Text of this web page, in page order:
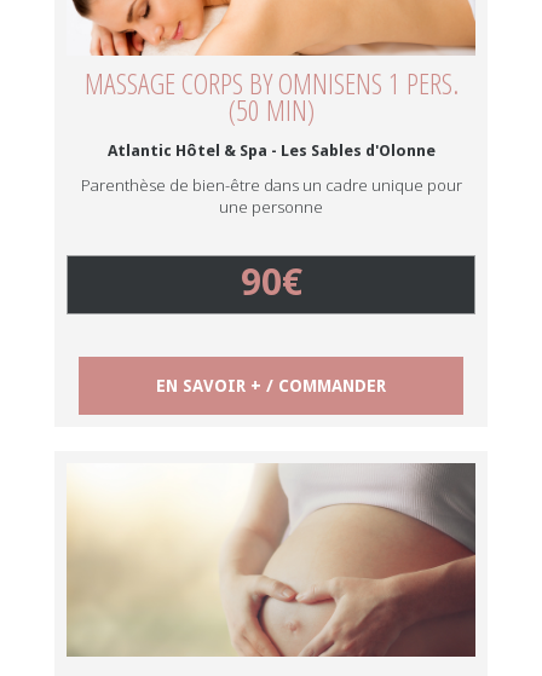
MASSAGE CORPS BY OMNISENS 1 PERS.
(50 MIN)
Atlantic Hôtel & Spa - Les Sables d'Olonne
Parenthèse de bien-être dans un cadre unique pour
une personne
90€
EN SAVOIR + / COMMANDER